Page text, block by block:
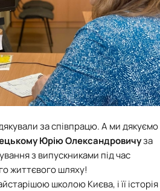
за співпрацю. А ми дякуємо
Юрію Олександровичуза
з випускниками під час
життєвого шляху!
школою Києва, і її історія